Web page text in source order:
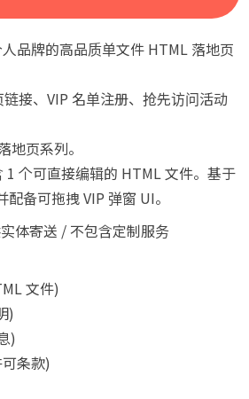
品牌的高品质单文件 HTML 落地页
接、VIP 名单注册、抢先访问活动
地页系列。
1 个可直接编辑的 HTML 文件。基于
备可拖拽 VIP 弹窗 UI。
体寄送 / 不包含定制服务
文件)
)
)
条款)